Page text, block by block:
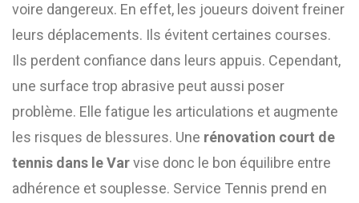
voire dangereux. En effet, les joueurs doivent freiner
leurs déplacements. Ils évitent certaines courses.
Ils perdent confiance dans leurs appuis. Cependant,
une surface trop abrasive peut aussi poser
problème. Elle fatigue les articulations et augmente
les risques de blessures. Une rénovation court de
tennis dans le Varvise donc le bon équilibre entre
adhérence et souplesse. Service Tennis prend en